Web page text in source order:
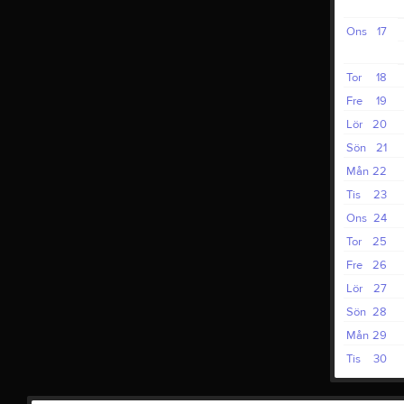
17
Ons
18
Tor
19
Fre
20
Lör
21
Sön
22
Mån
23
Tis
24
Ons
25
Tor
26
Fre
27
Lör
28
Sön
29
Mån
30
Tis